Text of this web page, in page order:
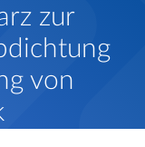
zur
von